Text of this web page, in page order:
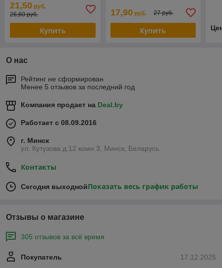
21,50 руб.
26,60 руб.
Купить
17,90руб. 27 руб.
Купить
О нас
Рейтинг не сформирован
Менее 5 отзывов за последний год
Компания продает на Deal.by
Работает с 08.09.2016
г. Минск
ул. Кутузова д.12 комн.3, Минск, Беларусь
Контакты
Сегодня выходнойПоказать весь график работы
Отзывы о магазине
305 отзывов за всё время
17.12.2025
Покупатель